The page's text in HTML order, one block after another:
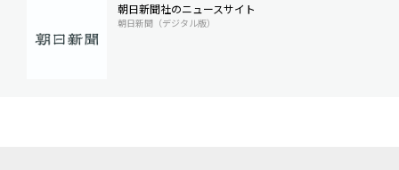
朝日新聞社のニュースサイト
朝日新聞（デジタル版）